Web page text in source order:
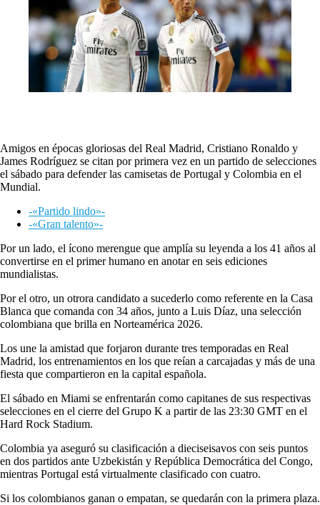
Amigos en épocas gloriosas del Real Madrid, Cristiano Ronaldo y
James Rodríguez se citan por primera vez en un partido de selecciones
el sábado para defender las camisetas de Portugal y Colombia en el
Mundial.
-«Partido lindo»-
-«Gran talento»-
Por un lado, el ícono merengue que amplía su leyenda a los 41 años al
convertirse en el primer humano en anotar en seis ediciones
mundialistas.
Por el otro, un otrora candidato a sucederlo como referente en la Casa
Blanca que comanda con 34 años, junto a Luis Díaz, una selección
colombiana que brilla en Norteamérica 2026.
Los une la amistad que forjaron durante tres temporadas en Real
Madrid, los entrenamientos en los que reían a carcajadas y más de una
fiesta que compartieron en la capital española.
El sábado en Miami se enfrentarán como capitanes de sus respectivas
selecciones en el cierre del Grupo K a partir de las 23:30 GMT en el
Hard Rock Stadium.
Colombia ya aseguró su clasificación a dieciseisavos con seis puntos
en dos partidos ante Uzbekistán y República Democrática del Congo,
mientras Portugal está virtualmente clasificado con cuatro.
Si los colombianos ganan o empatan, se quedarán con la primera plaza.